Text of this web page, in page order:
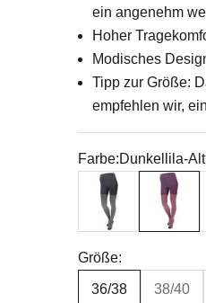
ein angenehm
Hoher
Modisches
Tipp zur Größe:
empfehlen wir,
Farbe:Dunkellila-
Anthrazit-
Größe:
36/38 38/40